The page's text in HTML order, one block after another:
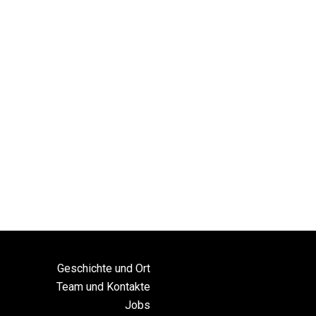
Geschichte und Ort
Team und Kontakte
Jobs